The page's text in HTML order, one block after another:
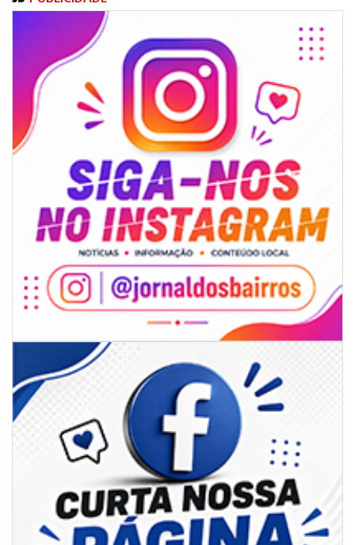
05/08/2026 | 14:41
Voz do litoral em Brasília: Joab da Pesca foca campanha na infraestrutura
e defesa dos pescadores da AMFRI
ITAPEMA